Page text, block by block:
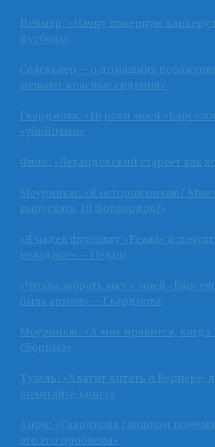
Неймар: «Начну покерную карьеру
футбола»
Солскьяер — о домашних
мешают красные сидения»
Гвардиола: «Игроки моей
«убийцами»
Флик: «Левандовский стареет как
Моуринью: «Я осторожничаю? Мне
выпускать 10 форвардов?»
«Я надел футболку «Реала» и
неладное» — Педри
«Чтобы забрать мяч у моей
была армия» — Гвардиола
Моуринью: «А мне нравится, когда
сборные»
Тухель: «Хватит читать о Вернере,
почитайте книгу»
Анри: «Гвардиола слишком
это его проблема»